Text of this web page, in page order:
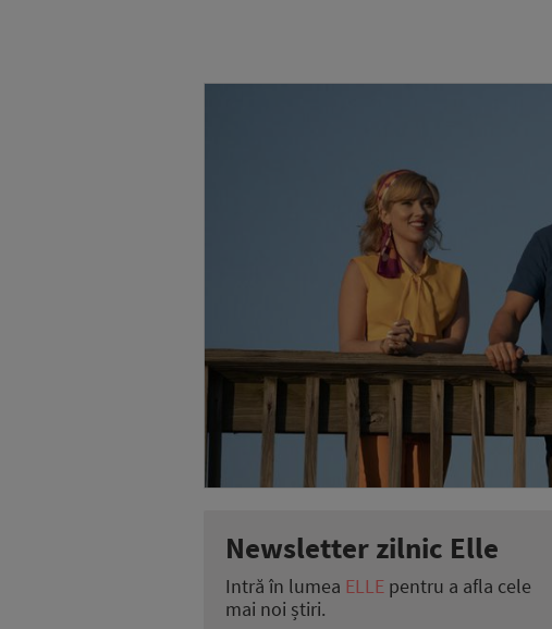
Newsletter zilnic Elle
Intră în lumea ELLE pentru a afla cele
mai noi știri.